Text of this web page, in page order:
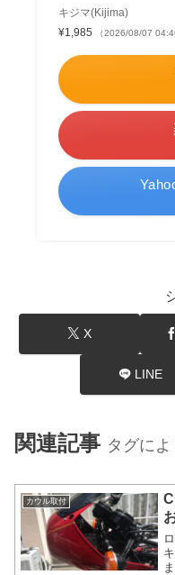
キジマ(Kijima)
¥1,985
（2026/08/07
X
LINE
関連記事 タグによ
カウル取付